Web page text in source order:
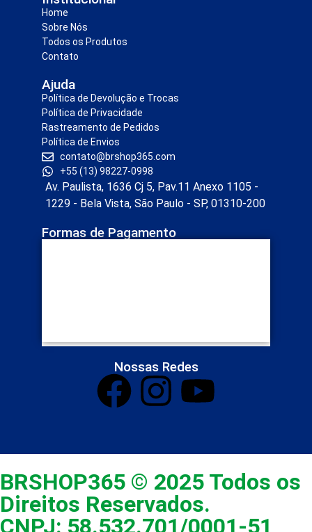
Home
Sobre Nós
Todos os Produtos
Contato
Ajuda
Política de Devolução e Trocas
Política de Privacidade
Rastreamento de Pedidos
Política de Envios
contato@brshop365.com
+55 (13) 98227-0998
Av. Paulista, 1636 Cj 5, Pav.11 Anexo 1105 -
1229 - Bela Vista, São Paulo - SP, 01310-200
Formas de Pagamento
Nossas Redes
BRSHOP365 © 2025 Todos os
Direitos Reservados.
CNPJ: 58.532.701/0001-51